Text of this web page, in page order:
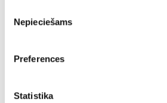
izvēle
Nepieciešams
Preferences
StatistikaGrobiņa